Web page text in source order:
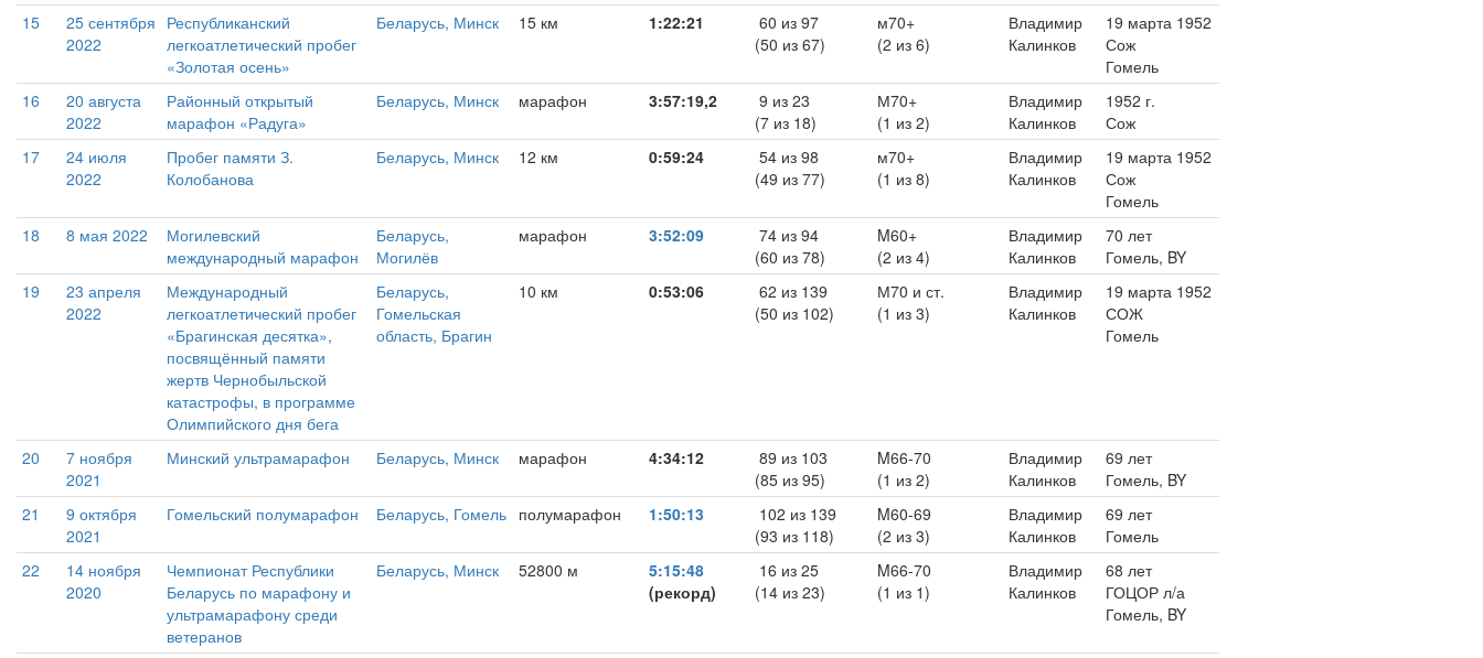
15
25 сентября
2022
Республиканский
легкоатлетический пробег
«Золотая осень»
Беларусь, Минск 15 км 1:22:21
60 из 97
(50 из 67)
м70+
(2 из 6)
Владимир
Калинков
19 марта 1952
Сож
Гомель
16
20 августа
2022
Районный открытый
марафон «Радуга»
Беларусь, Минск марафон 3:57:19,2
9 из 23
(7 из 18)
М70+
(1 из 2)
Владимир
Калинков
1952 г.
Сож
17
24 июля
2022
Пробег памяти З.
Колобанова
Беларусь, Минск 12 км 0:59:24
54 из 98
(49 из 77)
м70+
(1 из 8)
Владимир
Калинков
19 марта 1952
Сож
Гомель
18
8 мая 2022
Могилевский
международный марафон
Беларусь,
Могилёв
марафон 3:52:09
74 из 94
(60 из 78)
M60+
(2 из 4)
Владимир
Калинков
70 лет
Гомель, BY
19
23 апреля
2022
Международный
легкоатлетический пробег
«Брагинская десятка»,
посвящённый памяти
жертв Чернобыльской
катастрофы, в программе
Олимпийского дня бега
Беларусь,
Гомельская
область, Брагин
10 км 0:53:06
62 из 139
(50 из 102)
М70 и ст.
(1 из 3)
Владимир
Калинков
19 марта 1952
СОЖ
Гомель
20
7 ноября
2021
Минский ультрамарафон Беларусь, Минск марафон 4:34:12
89 из 103
(85 из 95)
M66-70
(1 из 2)
Владимир
Калинков
69 лет
Гомель, BY
21
9 октября
2021
Гомельский полумарафон Беларусь, Гомель полумарафон 1:50:13
102 из 139
(93 из 118)
M60-69
(2 из 3)
Владимир
Калинков
69 лет
Гомель
22
14 ноября
2020
Чемпионат Республики
Беларусь по марафону и
ультрамарафону среди
ветеранов
Беларусь, Минск 52800 м
5:15:48
(рекорд)
16 из 25
(14 из 23)
M66-70
(1 из 1)
Владимир
Калинков
68 лет
ГОЦОР л/а
Гомель, BY